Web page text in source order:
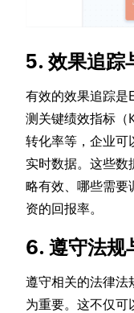
5. 效果追踪
有效的效果追踪是
测关键绩效指标（
转化率等，企业可
实时数据。这些数
略有效、哪些需要
资的回报率。
6. 遵守法规
遵守相关的法律法
为重要。这不仅可